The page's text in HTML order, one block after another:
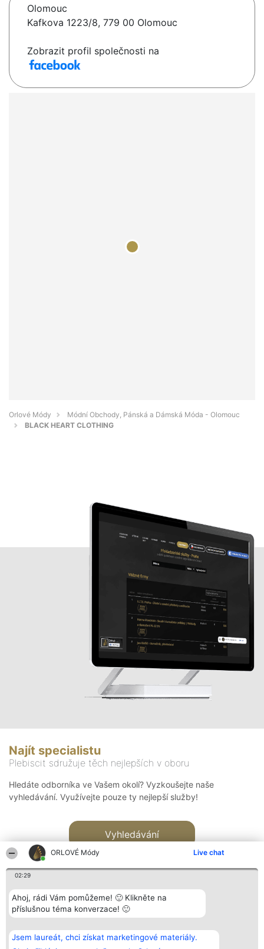
ORLOVÉ Módy Live chat
02:29
Ahoj, rádi Vám pomůžeme! 🙂 Klikněte na
příslušnou téma konverzace! 🙂
Jsem laureát, chci získat marketingové materiály.
Olomouc
Kafkova 1223/8, 779 00 Olomouc
Zobrazit profil společnosti na
Orlové Módy
Módní Obchody, Pánská a Dámská Móda - Olomouc
BLACK HEART CLOTHING
Najít specialistu
Plebiscit sdružuje těch nejlepších v oboru
Hledáte odborníka ve Vašem okolí? Vyzkoušejte naše
vyhledávání. Využívejte pouze ty nejlepší služby!
Vyhledávání
Bright Side Solutions sp. z o.
o. sp. k.
ul. Ruska 22
Vítězové
Seznam všech
laureátů
Kontakt